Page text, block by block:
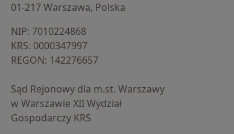
01-217 Warszawa, Polska
NIP: ⁠7010224868
KRS: ⁠0000347997
REGON: ⁠142276657
Sąd Rejonowy dla m.st. Warszawy
w Warszawie XII Wydział
Gospodarczy KRS